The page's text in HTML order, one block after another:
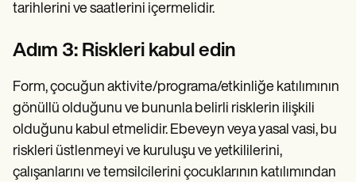
tarihlerini ve saatlerini içermelidir.
Adım 3: Riskleri kabul edin
Form, çocuğun aktivite/programa/etkinliğe katılımının
gönüllü olduğunu ve bununla belirli risklerin ilişkili
olduğunu kabul etmelidir. Ebeveyn veya yasal vasi, bu
riskleri üstlenmeyi ve kuruluşu ve yetkililerini,
çalışanlarını ve temsilcilerini çocuklarının katılımından